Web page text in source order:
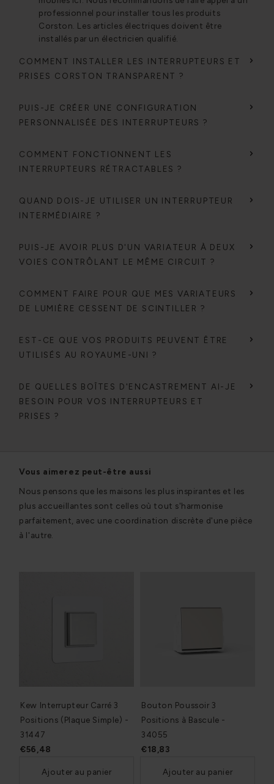
professionnel pour installer tous les produits
Corston. Les articles électriques doivent être
installés par un électricien qualifié.
COMMENT INSTALLER LES INTERRUPTEURS ET
PRISES CORSTON TRANSPARENT ?
PUIS-JE CRÉER UNE CONFIGURATION
PERSONNALISÉE DES INTERRUPTEURS ?
COMMENT FONCTIONNENT LES
INTERRUPTEURS RÉTRACTABLES ?
QUAND DOIS-JE UTILISER UN INTERRUPTEUR
INTERMÉDIAIRE ?
PUIS-JE AVOIR PLUS D'UN VARIATEUR À DEUX
VOIES CONTRÔLANT LE MÊME CIRCUIT ?
COMMENT FAIRE POUR QUE MES VARIATEURS
DE LUMIÈRE CESSENT DE SCINTILLER ?
EST-CE QUE VOS PRODUITS PEUVENT ÊTRE
UTILISÉS AU ROYAUME-UNI ?
DE QUELLES BOÎTES D'ENCASTREMENT AI-JE
BESOIN POUR VOS INTERRUPTEURS ET
PRISES ?
Vous aimerez peut-être aussi
Nous pensons que les maisons les plus inspirantes et les
plus accueillantes sont celles où tout s'harmonise
parfaitement, avec une coordination discrète d'une pièce
à l'autre.
Kew Interrupteur Carré 3
Positions (Plaque Simple) -
31447
€56,48
Ajouter au panier
Bouton Poussoir 3
Positions à Bascule -
34055
€18,83
Ajouter au panier